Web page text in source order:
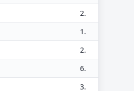
2.
1.
2.
6.
3.